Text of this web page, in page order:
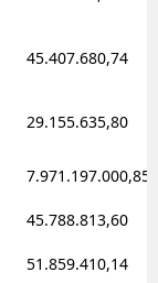
45.407.680,74
29.155.635,80
7.971.197.000,85
45.788.813,60
51.859.410,14